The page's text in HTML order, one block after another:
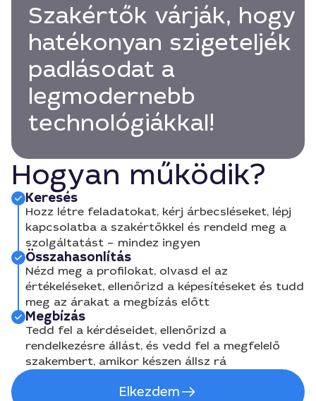
Szakértők várják, hogy
hatékonyan szigeteljék
padlásodat a
legmodernebb
technológiákkal!
Hogyan működik?
Keresés
Hozz létre feladatokat, kérj árbecsléseket, lépj
kapcsolatba a szakértőkkel és rendeld meg a
szolgáltatást – mindez ingyen
Összahasonlítás
Nézd meg a profilokat, olvasd el az
értékeléseket, ellenőrizd a képesítéseket és tudd
meg az árakat a megbízás előtt
Megbízás
Tedd fel a kérdéseidet, ellenőrizd a
rendelkezésre állást, és vedd fel a megfelelő
szakembert, amikor készen állsz rá
Elkezdem